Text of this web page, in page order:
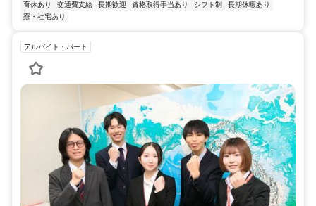
育休あり
交通費支給 長期歓迎 資格取得手当あり シフト制
長期休暇あり
寮・社宅あり
アルバイト・パート